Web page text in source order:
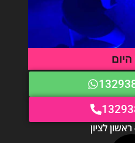
היום